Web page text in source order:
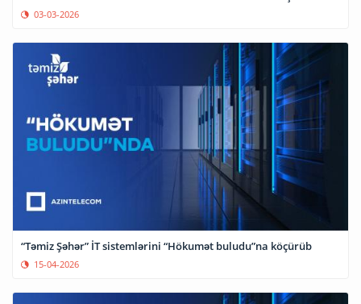
03-03-2026
“Təmiz Şəhər” İT sistemlərini “Hökumət buludu”na köçürüb
15-04-2026